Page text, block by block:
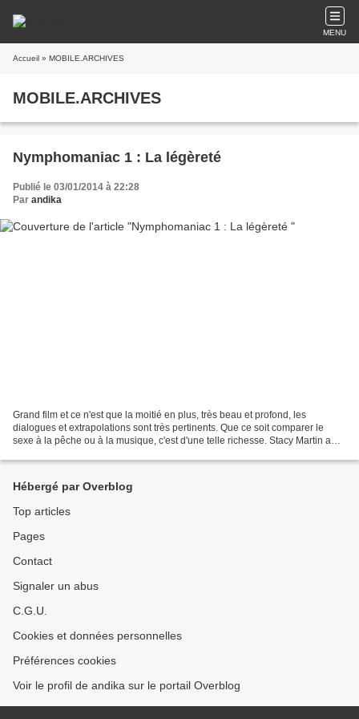
MENU
Accueil » MOBILE.ARCHIVES
MOBILE.ARCHIVES
Nymphomaniac 1 : La légèreté
Publié le 03/01/2014 à 22:28
Par andika
Grand film et ce n'est que la moitié en plus, très beau et profond, les
dialogues et extrapolations sont très pertinents. Que ce soit comparer le
sexe à la pêche ou à la musique, c'est d'une telle richesse. Stacy Martin a
Hébergé par Overblog
Top articles
Pages
Contact
Signaler un abus
C.G.U.
Cookies et données personnelles
Préférences cookies
Voir le profil de andika sur le portail Overblog